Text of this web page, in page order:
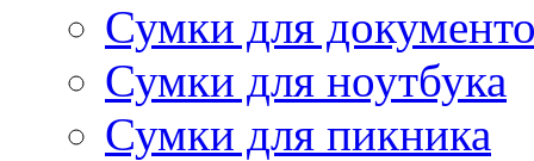
Сумки для
Сумки для ноутбука
Сумки для пикника